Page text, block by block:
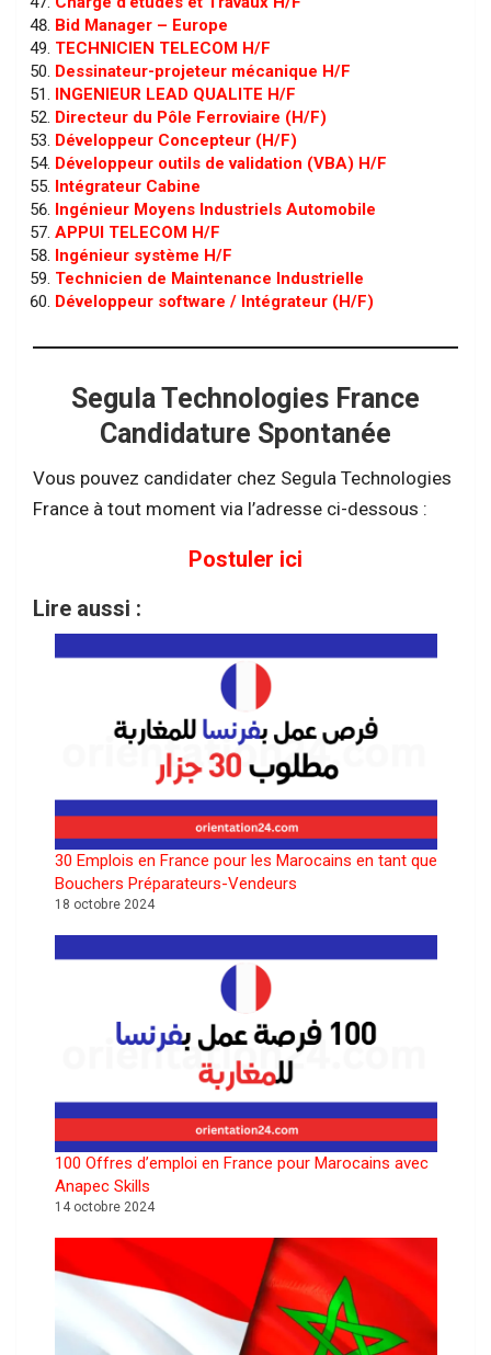
Bid Manager – Europe
TECHNICIEN TELECOM H/F
Dessinateur-projeteur mécanique H/F
INGENIEUR LEAD QUALITE H/F
Directeur du Pôle Ferroviaire (H/F)
Développeur Concepteur (H/F)
Développeur outils de validation (VBA) H/F
Intégrateur Cabine
Ingénieur Moyens Industriels Automobile
APPUI TELECOM H/F
Ingénieur système H/F
Technicien de Maintenance Industrielle
Développeur software / Intégrateur (H/F)
Segula Technologies France
Candidature Spontanée
Vous pouvez candidater chez Segula Technologies
France à tout moment via l’adresse ci-dessous :
Postuler ici
Lire aussi :
30 Emplois en France pour les Marocains en tant que
Bouchers Préparateurs-Vendeurs
18 octobre 2024
100 Offres d’emploi en France pour Marocains avec
Anapec Skills
14 octobre 2024